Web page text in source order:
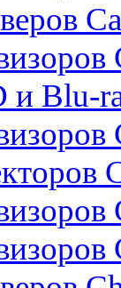
Blu-